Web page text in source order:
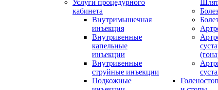
Услуги процедурного
кабинета
Внутримышечная
инъекция
Внутривенные
капельные
инъекции
Внутривенные
струйные инъекции
Подкожные